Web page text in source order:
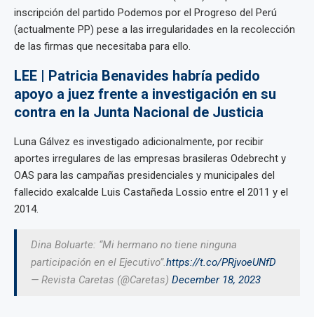
inscripción del partido Podemos por el Progreso del Perú
(actualmente PP) pese a las irregularidades en la recolección
de las firmas que necesitaba para ello.
LEE | Patricia Benavides habría pedido
apoyo a juez frente a investigación en su
contra en la Junta Nacional de Justicia
Luna Gálvez es investigado adicionalmente, por recibir
aportes irregulares de las empresas brasileras Odebrecht y
OAS para las campañas presidenciales y municipales del
fallecido exalcalde Luis Castañeda Lossio entre el 2011 y el
2014.
Dina Boluarte: “Mi hermano no tiene ninguna
participación en el Ejecutivo”.https://t.co/PRjvoeUNfD
— Revista Caretas (@Caretas) December 18, 2023